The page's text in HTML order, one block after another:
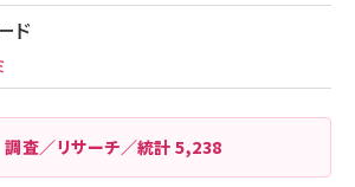
ド
調査／リサーチ／統計5,238